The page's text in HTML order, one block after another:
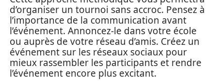
d’organiser un tournoi sans accroc. Pensez à
l’importance de la communication avant
l’événement. Annoncez-le dans votre école
ou auprès de votre réseau d’amis. Créez un
événement sur les réseaux sociaux pour
mieux rassembler les participants et rendre
l’événement encore plus excitant.